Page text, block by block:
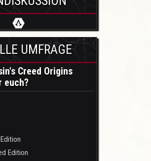
UMFRAGE
Creed Origins
euch?
Edition